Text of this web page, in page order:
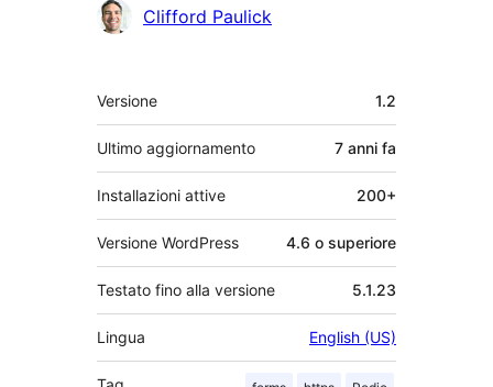
Collaboratori
Clifford Paulick
Meta
Versione 1.2
Ultimo aggiornamento 7 anni fa
Installazioni attive 200+
Versione WordPress 4.6 o superiore
Testato fino alla versione 5.1.23
Lingua English (US)